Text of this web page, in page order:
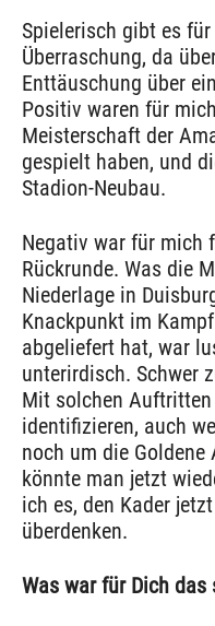
Spielerisch gibt es
Überraschung, da
Enttäuschung über
Positiv waren für
Meisterschaft der
gespielt haben, und
Stadion-Neubau.
Negativ war für mich
Rückrunde. Was die
Niederlage in
Knackpunkt im
abgeliefert hat, war
unterirdisch. Schwer
Mit solchen
identifizieren, auch
noch um die
könnte man jetzt
ich es, den Kader
überdenken.
Was war für Dich das